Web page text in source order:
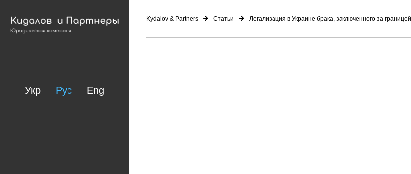
Укр Рус Eng
Kydalov & Partners Статьи Легализация в Украине брака, заключенного за границей